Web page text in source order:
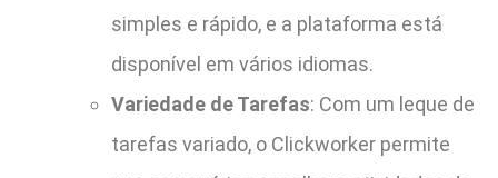
simples e rápido, e a plataforma está
disponível em vários idiomas.
Variedade de Tarefas: Com um leque de
tarefas variado, o Clickworker permite